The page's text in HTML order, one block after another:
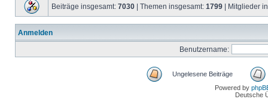
Beiträge insgesamt: 7030 | Themen insgesamt: 1799 | Mitglieder
Anmelden
Benutzername:
Ungelesene Beiträge
Powered by
Deutsche